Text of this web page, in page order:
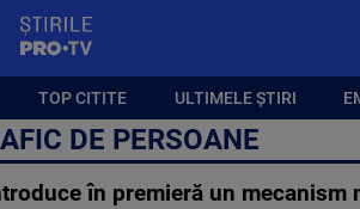
TOP CITITE ULTIMELE ȘTIRI
DE PERSOANE
în premieră un